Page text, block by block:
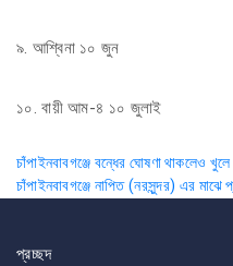
৯. আশ্বিনা ১০ জুন
১০. বায়ী আম-৪ ১০ জুলাই
Post
navigation
চাঁপাইনবাবগঞ্জে বন্ধের ঘোষণা থাকলেও
চাঁপাইনবাবগঞ্জে নাপিত (নরসুন্দর) এর মাঝে
প্রচ্ছদ